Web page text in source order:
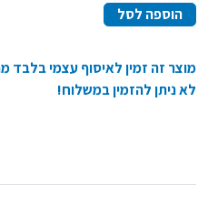
הוספה לסל
מוצר זה זמין לאיסוף עצמי בלבד
לא ניתן להזמין במשלוח!